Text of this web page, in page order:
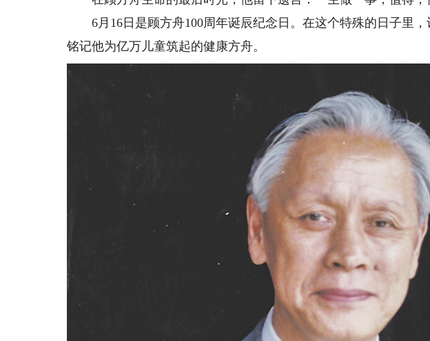
6月16日是顾方舟100周年诞辰纪念日。在这个特殊的日子里，
铭记他为亿万儿童筑起的健康方舟。